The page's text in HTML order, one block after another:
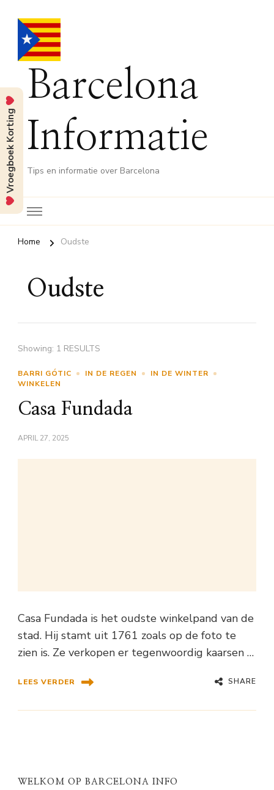
Barcelona
Informatie
Tips en informatie over Barcelona
Home Oudste
Oudste
Showing: 1 RESULTS
BARRI GÓTIC IN DE REGEN
IN DE WINTER
WINKELEN
Casa Fundada
APRIL 27, 2025
Casa Fundada is het oudste winkelpand van de
stad. Hij stamt uit 1761 zoals op de foto te
zien is. Ze verkopen er tegenwoordig kaarsen …
LEES VERDER SHARE
WELKOM OP BARCELONA INFO
Vroegboek Korting